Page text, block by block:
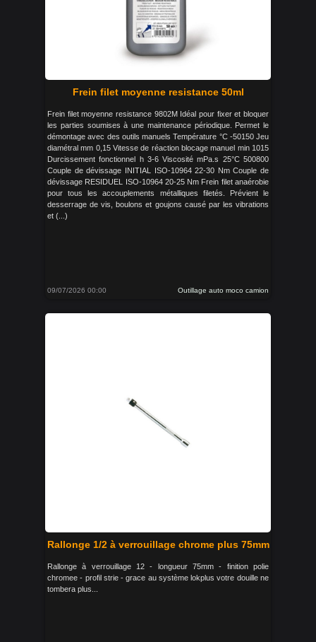
Frein filet moyenne resistance 50ml
Frein filet moyenne resistance 9802M Idéal pour fixer et bloquer
les parties soumises à une maintenance périodique. Permet le
démontage avec des outils manuels Température °C -50150 Jeu
diamétral mm 0,15 Vitesse de réaction blocage manuel min 1015
Durcissement fonctionnel h 3-6 Viscosité mPa.s 25°C 500800
Couple de dévissage INITIAL ISO-10964 22-30 Nm Couple de
dévissage RESIDUEL ISO-10964 20-25 Nm Frein filet anaérobie
pour tous les accouplements métalliques filetés. Prévient le
desserrage de vis, boulons et goujons causé par les vibrations
et (...)
09/07/2026 00:00 Outillage auto moco camion
Rallonge 1/2 à verrouillage chrome plus 75mm
Rallonge à verrouillage 12 - longueur 75mm - finition polie
chromee - profil strie - grace au système lokplus votre douille ne
tombera plus...